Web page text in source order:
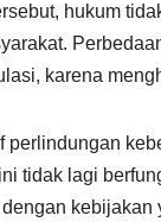
hukum
karena
perlindungan
tidak lagi
kebijakan